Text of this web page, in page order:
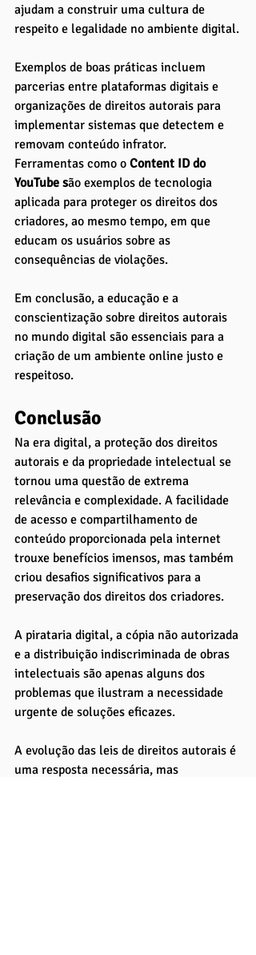
ajudam a construir uma cultura de
respeito e legalidade no ambiente digital.
Exemplos de boas práticas incluem
parcerias entre plataformas digitais e
organizações de direitos autorais para
implementar sistemas que detectem e
removam conteúdo infrator.
Ferramentas como o Content ID do
YouTube são exemplos de tecnologia
aplicada para proteger os direitos dos
criadores, ao mesmo tempo, em que
educam os usuários sobre as
consequências de violações.
Em conclusão, a educação e a
conscientização sobre direitos autorais
no mundo digital são essenciais para a
criação de um ambiente online justo e
respeitoso.
Conclusão
Na era digital, a proteção dos direitos
autorais e da propriedade intelectual se
tornou uma questão de extrema
relevância e complexidade. A facilidade
de acesso e compartilhamento de
conteúdo proporcionada pela internet
trouxe benefícios imensos, mas também
criou desafios significativos para a
preservação dos direitos dos criadores.
A pirataria digital, a cópia não autorizada
e a distribuição indiscriminada de obras
intelectuais são apenas alguns dos
problemas que ilustram a necessidade
urgente de soluções eficazes.
A evolução das leis de direitos autorais é
uma resposta necessária, mas